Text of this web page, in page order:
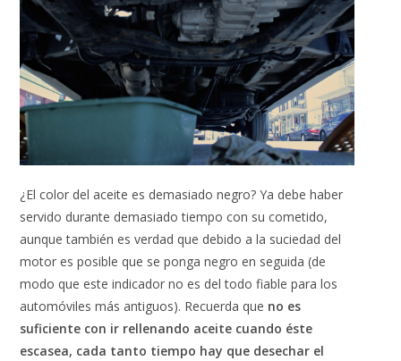
¿El color del aceite es demasiado negro? Ya debe haber
servido durante demasiado tiempo con su cometido,
aunque también es verdad que debido a la suciedad del
motor es posible que se ponga negro en seguida (de
modo que este indicador no es del todo fiable para los
automóviles más antiguos). Recuerda que no es
suficiente con ir rellenando aceite cuando éste
escasea, cada tanto tiempo hay que desechar el